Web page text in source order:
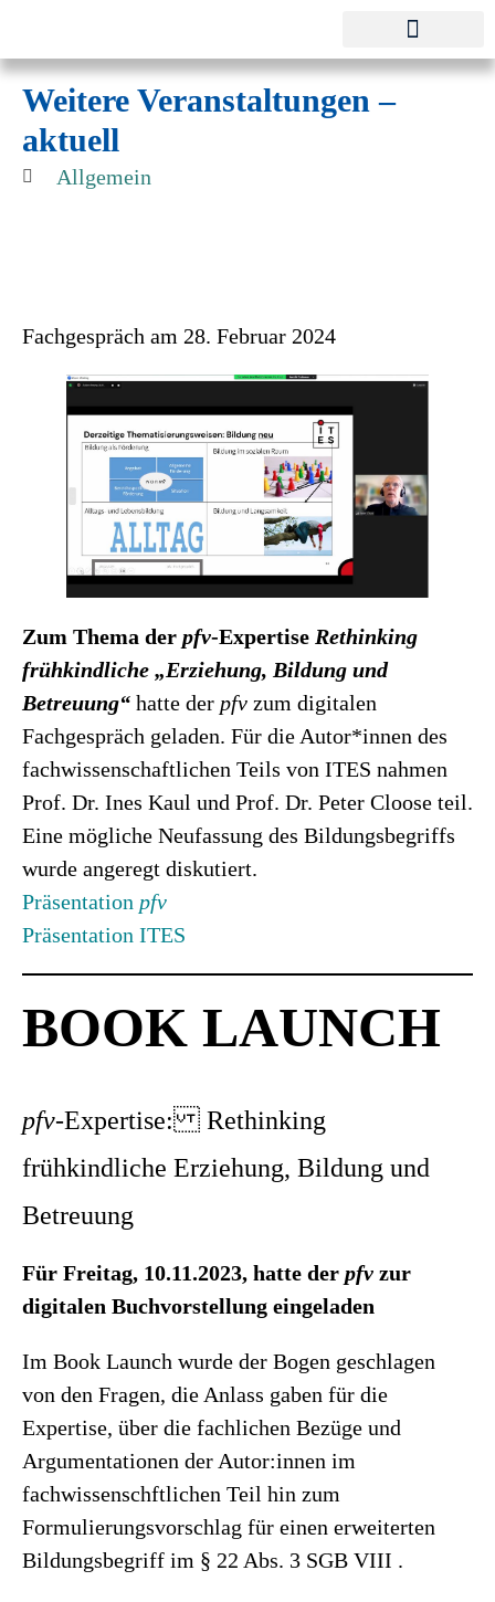
Pestalozzi-Fröbel-Verband e.V.
Weitere Veranstaltungen –
aktuell
Allgemein
Fachgespräch am 28. Februar 2024
Zum Thema der pfv-Expertise Rethinking
frühkindliche „Erziehung, Bildung und
Betreuung“ hatte der pfv zum digitalen
Fachgespräch geladen. Für die Autor*innen des
fachwissenschaftlichen Teils von ITES nahmen
Prof. Dr. Ines Kaul und Prof. Dr. Peter Cloose teil.
Eine mögliche Neufassung des Bildungsbegriffs
wurde angeregt diskutiert.
Präsentation pfv
Präsentation ITES
BOOK LAUNCH
pfv-Expertise: Rethinking
frühkindliche Erziehung, Bildung und
Betreuung
Für Freitag, 10.11.2023, hatte der pfv zur
digitalen Buchvorstellung eingeladen
Im Book Launch wurde der Bogen geschlagen
von den Fragen, die Anlass gaben für die
Expertise, über die fachlichen Bezüge und
Argumentationen der Autor:innen im
fachwissenschftlichen Teil hin zum
Formulierungsvorschlag für einen erweiterten
Bildungsbegriff im § 22 Abs. 3 SGB VIII .